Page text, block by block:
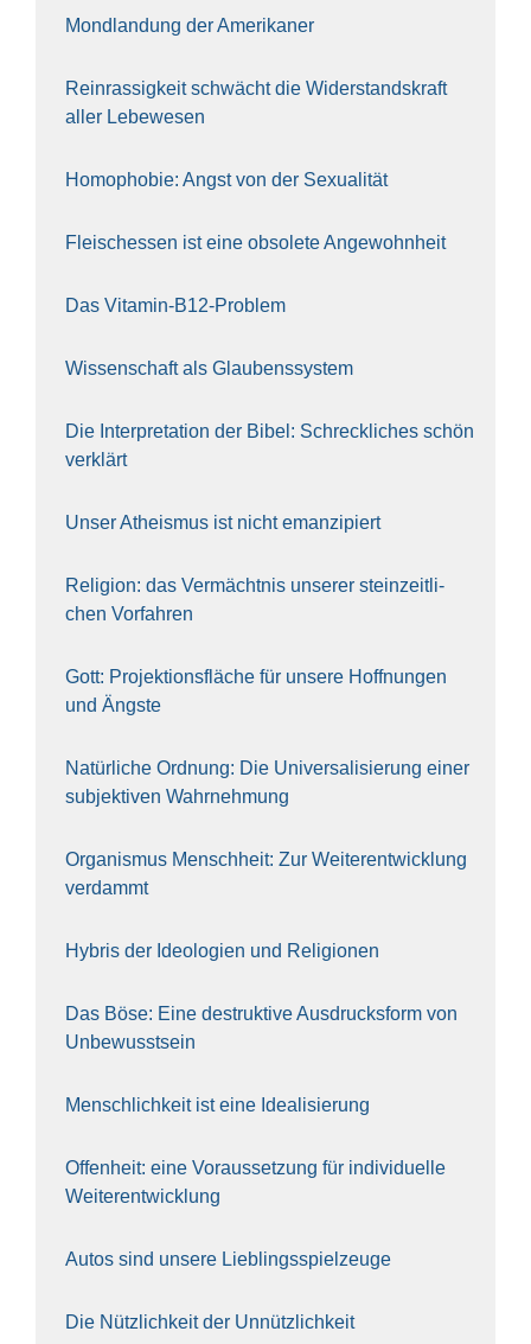
Mond­lan­dung der Ame­ri­ka­ner
Rein­ras­sig­keit schwächt die Wider­stands­kraft
aller Lebe­we­sen
Homo­pho­bie: Angst von der Sexua­li­tät
Fleisch­essen ist eine obso­le­te An‍ge‍wohn‍heit
Das Vit­amin-B12-Pro­blem
Wis­sen­schaft als Glau­bens­sys­tem
Die Inter­pre­ta­ti­on der Bibel: Schreck­li­ches schön
ver­klärt
Unser Athe­is­mus ist nicht eman­zi­piert
Reli­gi­on: das Ver­mächt­nis unse­rer stein­zeit­li­
chen Vor­fah­ren
Gott: Pro­jek­ti­ons­flä­che für unse­re Hoff­nun­gen
und Ängs­te
Natür­li­che Ord­nung: Die Uni­ver­sa­li­sie­rung einer
sub­jek­ti­ven Wahr­neh­mung
Orga­nis­mus Mensch­heit: Zur Wei­ter­ent­wick­lung
ver­dammt
Hybris der Ideo­lo­gien und Reli­gio­nen
Das Böse: Eine destruk­ti­ve Aus­drucks­form von
Unbe­wusst­sein
Mensch­lich­keit ist eine Idea­li­sie­rung
Offen­heit: eine Vor­aus­set­zung für indi­vi­du­el­le
Wei­ter­ent­wick­lung
Autos sind unse­re Lieb­lings­spiel­zeu­ge
Die Nütz­lich­keit der Unnütz­lich­keit